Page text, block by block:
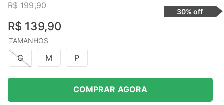
R$ 199,90
R$ 139,90
30% off
TAMANHOS
G M P
COMPRAR AGORA